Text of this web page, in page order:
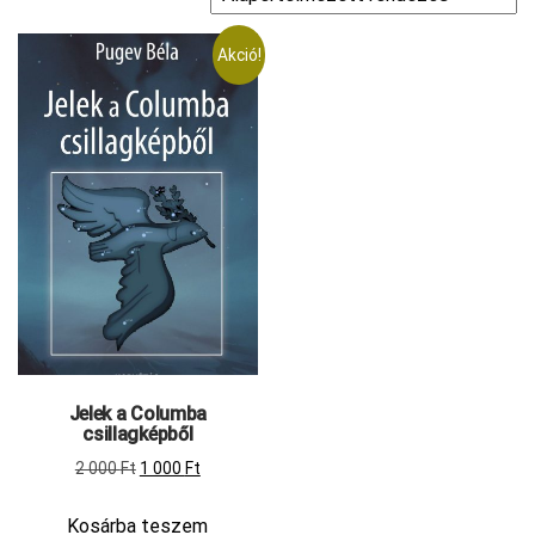
Akció!
Jelek a Columba
csillagképből
2 000Ft Original
was:
1 000 FtCurrent
is:
Kosárba teszem